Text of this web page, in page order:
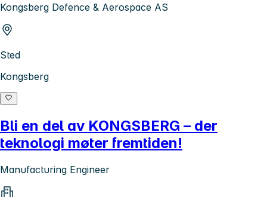
Kongsberg Defence & Aerospace AS
Sted
Kongsberg
Bli en del av KONGSBERG – der
teknologi møter fremtiden!
Manufacturing Engineer